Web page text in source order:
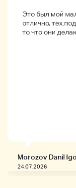
*** *** ***
・ Мы не
на
・ Мы не
Это был мой
отлично,
то что они
Morozov Danil
24.07.2026